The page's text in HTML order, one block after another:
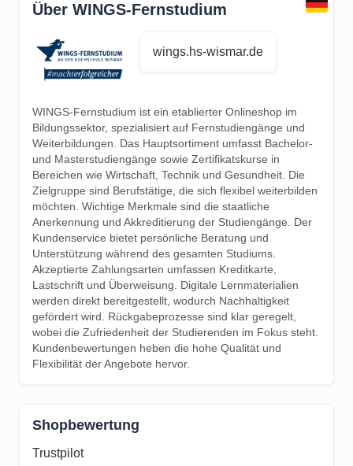
Über WINGS-Fernstudium
wings.hs-wismar.de
WINGS-Fernstudium ist ein etablierter Onlineshop im
Bildungssektor, spezialisiert auf Fernstudiengänge und
Weiterbildungen. Das Hauptsortiment umfasst Bachelor-
und Masterstudiengänge sowie Zertifikatskurse in
Bereichen wie Wirtschaft, Technik und Gesundheit. Die
Zielgruppe sind Berufstätige, die sich flexibel weiterbilden
möchten. Wichtige Merkmale sind die staatliche
Anerkennung und Akkreditierung der Studiengänge. Der
Kundenservice bietet persönliche Beratung und
Unterstützung während des gesamten Studiums.
Akzeptierte Zahlungsarten umfassen Kreditkarte,
Lastschrift und Überweisung. Digitale Lernmaterialien
werden direkt bereitgestellt, wodurch Nachhaltigkeit
gefördert wird. Rückgabeprozesse sind klar geregelt,
wobei die Zufriedenheit der Studierenden im Fokus steht.
Kundenbewertungen heben die hohe Qualität und
Flexibilität der Angebote hervor.
Shopbewertung
Trustpilot